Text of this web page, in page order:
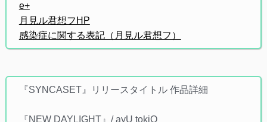
e+
月見ル君想フHP
感染症に関する表記（月見ル君想フ）
『SYNCASET』リリースタイトル 作品詳細
『NEW DAYLIGHT』/ ayU tokiO